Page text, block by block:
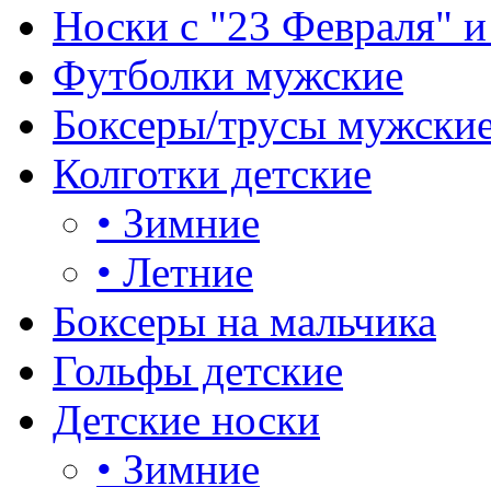
Носки с "23 Февраля"
Футболки мужские
Боксеры/трусы
Колготки детские
• Зимние
• Летние
Боксеры на мальчика
Гольфы детские
Детские носки
• Зимние